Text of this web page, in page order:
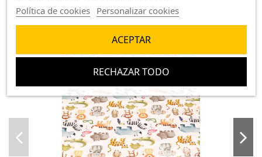
Política de cookies Personalizar cookies
RECHAZAR TODO
ACEPTAR